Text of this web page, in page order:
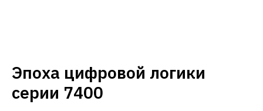
Эпоха цифровой логики
серии 7400